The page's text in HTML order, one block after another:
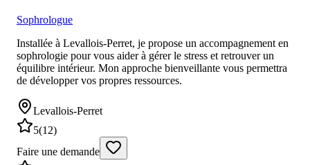
Sophrologue
Installée à Levallois-Perret, je propose un accompagnement en
sophrologie pour vous aider à gérer le stress et retrouver un
équilibre intérieur. Mon approche bienveillante vous permettra
de développer vos propres ressources.
Levallois-Perret
5(12)
Faire une demande